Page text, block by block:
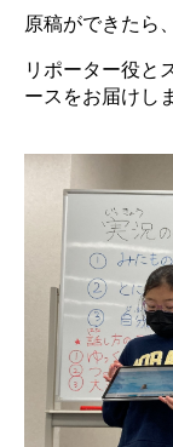
原稿ができたら
リポーター役と
ースをお届けし